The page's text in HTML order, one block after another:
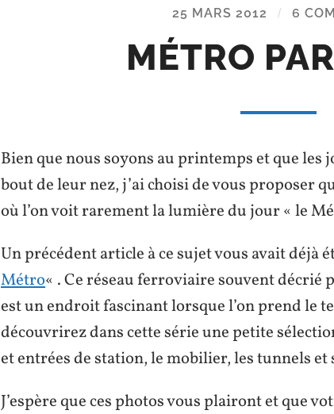
25 MARS 2012 / 6
MÉTRO
Bien que nous soyons au printemps et que
bout de leur nez, j’ai choisi de vous proposer
où l’on voit rarement la lumière dujour « le
Un précédent article à ce sujet vous avait déjà
Métro« . Ce réseau ferroviaire souventdécrié
est un endroit fascinant lorsque l’on prend le
découvrirez dans cette série une petite
etentrées de station, le mobilier, les tunnels
J’espère que ces photos vous plairont et que